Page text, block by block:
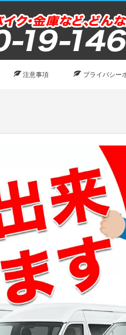
注意事項 プライバシー